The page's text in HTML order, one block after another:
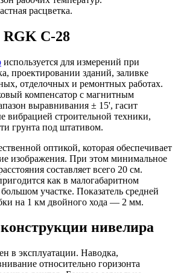
расцветка.
C-28
используется для измерений при
проектировании зданий, заливке
отделочных и ремонтных работах.
компенсатор с магнитным
выравнивания ± 15', гасит
вибрацией строительной техники,
грунта под штативом.
оптикой, которая обеспечивает
изображения. При этом минимальное
составляет всего 20 см.
как в малогабаритном
участке. Показатель средней
на 1 км двойного хода — 2 мм.
нивелира
в эксплуатации. Наводка,
относительно горизонта